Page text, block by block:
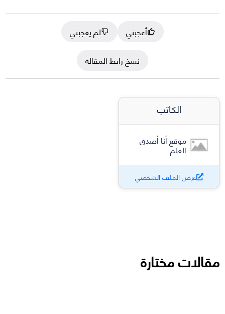
أعجبني
لم يعجبني
نسخ رابط المقالة
الكاتب
موقع أنا أصدق
العلم
عرض الملف الشخصي
مقالات مختارة